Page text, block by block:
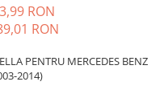
RON
RON
PENTRU MERCEDES BENZ
2014)